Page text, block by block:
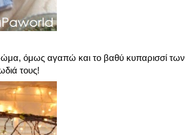
όμως αγαπώ και το βαθύ κυπαρισσί των
τους!